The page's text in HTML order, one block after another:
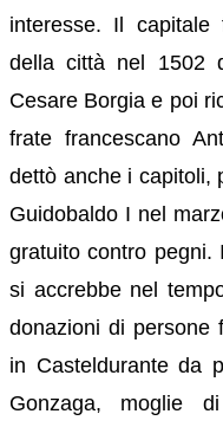
interesse. Il
della città nel 1502
Cesare Borgia e poi
frate francescano
dettò anche i capitoli,
Guidobaldo I nel
gratuito contro pegni.
si accrebbe nel
donazioni di persone
in Casteldurante da
Gonzaga, moglie